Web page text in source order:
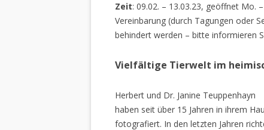
Zeit: 09.02. – 13.03.23, geöffnet Mo.
Vereinbarung (durch Tagungen oder
behindert werden – bitte informieren
Vielfältige Tierwelt im
Herbert und Dr. Janine Teuppenhayn
haben seit über 15 Jahren in ihrem
fotografiert. In den letzten Jahren